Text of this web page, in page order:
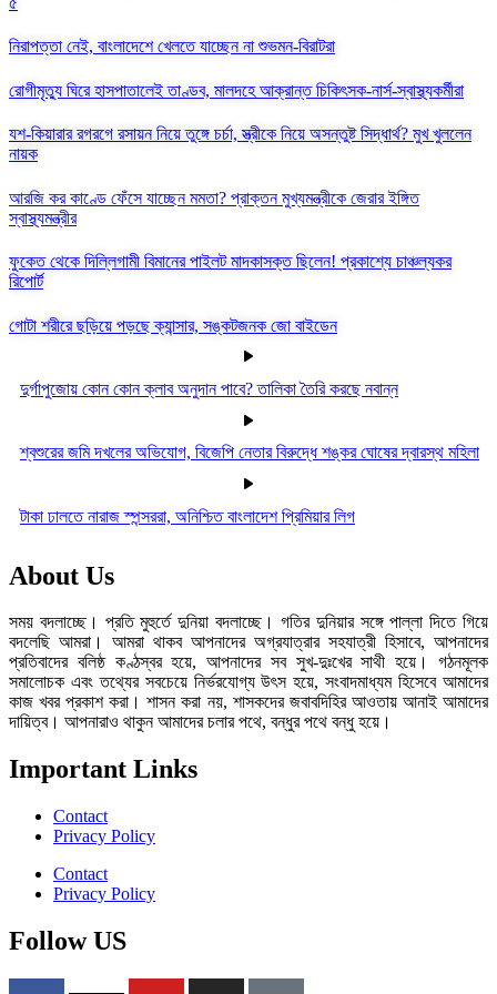
নিরাপত্তা নেই, বাংলাদেশে খেলতে যাচ্ছেন না শুভমন-বিরাটরা
রোগীমৃত্যু ঘিরে হাসপাতালেই তাণ্ডব, মালদহে আক্রান্ত চিকিৎসক-নার্স-স্বাস্থ্যকর্মীরা
যশ-কিয়ারার রগরগে রসায়ন নিয়ে তুঙ্গে চর্চা, স্ত্রীকে নিয়ে অসন্তুষ্ট সিদ্ধার্থ? মুখ খুললেন
নায়ক
আরজি কর কাণ্ডে ফেঁসে যাচ্ছেন মমতা? প্রাক্তন মুখ্যমন্ত্রীকে জেরার ইঙ্গিত
স্বাস্থ্যমন্ত্রীর
ফুকেত থেকে দিল্লিগামী বিমানের পাইলট মাদকাসক্ত ছিলেন! প্রকাশ্যে চাঞ্চল্যকর
রিপোর্ট
গোটা শরীরে ছড়িয়ে পড়ছে ক্যান্সার, সঙ্কটজনক জো বাইডেন
দুর্গাপুজোয় কোন কোন ক্লাব অনুদান পাবে? তালিকা তৈরি করছে নবান্ন
শ্বশুরের জমি দখলের অভিযোগ, বিজেপি নেতার বিরুদ্ধে শঙ্কর ঘোষের দ্বারস্থ মহিলা
টাকা ঢালতে নারাজ স্পন্সররা, অনিশ্চিত বাংলাদেশ প্রিমিয়ার লিগ
About Us
সময় বদলাচ্ছে। প্রতি মুহুর্তে দুনিয়া বদলাচ্ছে। গতির দুনিয়ার সঙ্গে পাল্লা দিতে গিয়ে
বদলেছি আমরা। আমরা থাকব আপনাদের অগ্রযাত্রার সহযাত্রী হিসাবে, আপনাদের
প্রতিবাদের বলিষ্ঠ কণ্ঠস্বর হয়ে, আপনাদের সব সুখ-দুঃখের সাথী হয়ে। গঠনমূলক
সমালোচক এবং তথ্যের সবচেয়ে নির্ভরযোগ্য উ‍ৎস হয়ে, সংবাদমাধ্যম হিসেবে আমাদের
কাজ খবর প্রকাশ করা। শাসন করা নয়, শাসকদের জবাবদিহির আওতায় আনাই আমাদের
দায়িত্ব। আপনারাও থাকুন আমাদের চলার পথে, বন্ধুর পথে বন্ধু হয়ে।
Important Links
Contact
Privacy Policy
Contact
Privacy Policy
Follow US